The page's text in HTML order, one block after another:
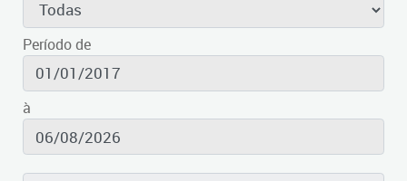
Período de
à